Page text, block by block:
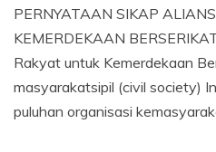
PERNYATAAN SIKAP
KEMERDEKAAN
Rakyat untuk Kemerdekaan
masyarakatsipil (civil society)
puluhan organisasi